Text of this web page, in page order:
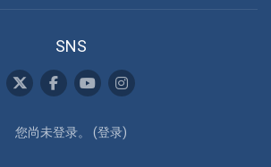
SNS
您尚未登录。 (登录)